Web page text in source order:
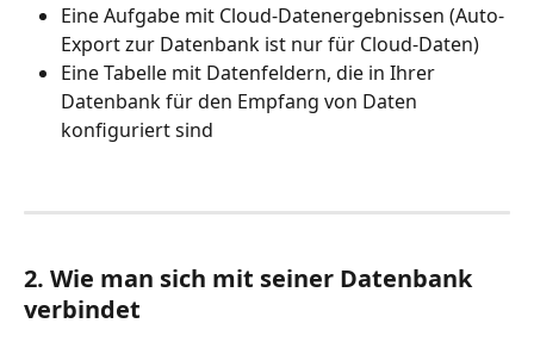
Eine Aufgabe mit Cloud-Datenergebnissen (Auto-
Export zur Datenbank ist nur für Cloud-Daten)
Eine Tabelle mit Datenfeldern, die in Ihrer
Datenbank für den Empfang von Daten
konfiguriert sind
2. Wie man sich mit seiner Datenbank
verbindet